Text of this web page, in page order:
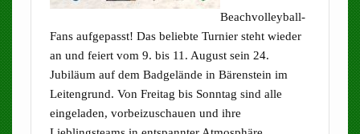
Beachvolleyball-
Fans aufgepasst! Das beliebte Turnier steht wieder
an und feiert vom 9. bis 11. August sein 24.
Jubiläum auf dem Badgelände in Bärenstein im
Leitengrund. Von Freitag bis Sonntag sind alle
eingeladen, vorbeizuschauen und ihre